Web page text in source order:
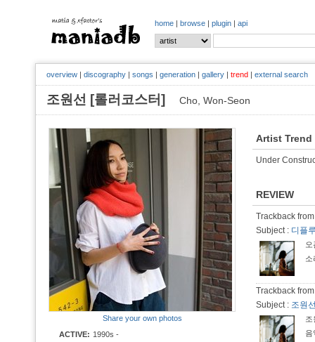
home | browse | plugin | api
overview | discography | songs | generation | gallery | trend | external search
조원선 [롤러코스터] Cho, Won-Seon
Share your own photos
ACTIVE: 1990s -
Artist Trend
Under
REVIEW
Trackback
Subject : 디플
오
소
Trackback
Subject : 조원
조
음